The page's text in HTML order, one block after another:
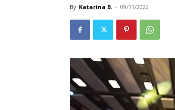
By Katarina B. - 09/11/2022